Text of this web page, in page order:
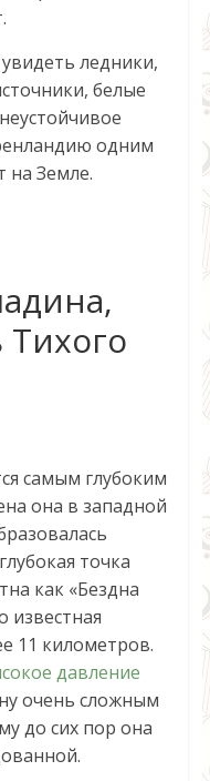
ледники,
белые
одним
на Земле.
Тихого
самым глубоким
она в западной
точка
как «Бездна
известная
11 километров.
давление
очень сложным
до сих пор она